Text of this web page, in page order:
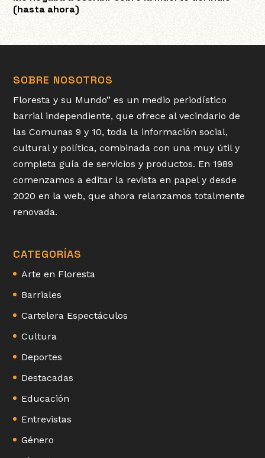
(hasta ahora)
SOBRE NOSOTROS
Floresta y su Mundo” es un medio periodístico
barrial independiente, que ofrece al vecindario de
las Comunas 9 y 10, toda la información social,
cultural y política, combinada con una muy útil y
completa guía de servicios y productos. En 1989
comenzamos a editar la revista en papel y desde
2020 en la web, que ahora relanzamos totalmente
renovada.
CATEGORÍAS
Arte en Floresta
Barriales
Cartelera Espectáculos
Cultura
Deportes
Destacadas
Educación
Entrevistas
Género